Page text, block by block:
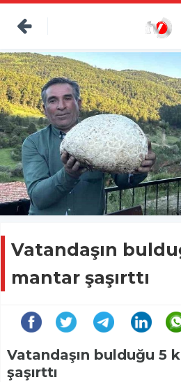
Vatandaşın
mantar şaşırttı
Vatandaşın bulduğu 5
şaşırttı